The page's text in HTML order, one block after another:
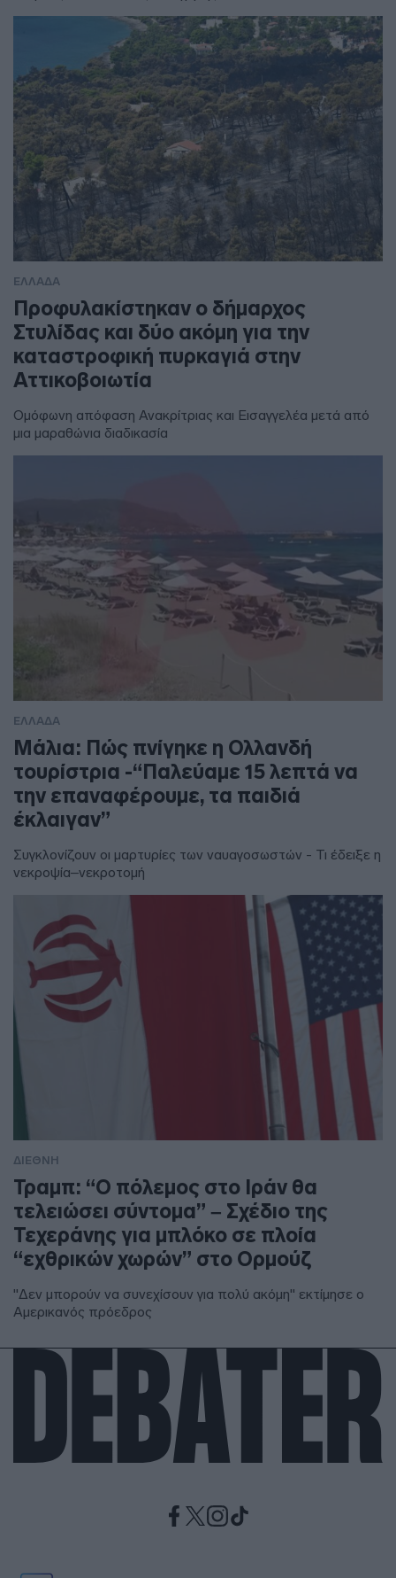
ΕΛΛΑΔΑ
Προφυλακίστηκαν ο δήμαρχος
Στυλίδας και δύο ακόμη για την
καταστροφική πυρκαγιά στην
Αττικοβοιωτία
Ομόφωνη απόφαση Ανακρίτριας και Εισαγγελέα μετά από
μια μαραθώνια διαδικασία
ΕΛΛΑΔΑ
Μάλια: Πώς πνίγηκε η Ολλανδή
τουρίστρια -“Παλεύαμε 15 λεπτά να
την επαναφέρουμε, τα παιδιά
έκλαιγαν”
Συγκλονίζουν οι μαρτυρίες των ναυαγοσωστών - Τι έδειξε η
νεκροψία–νεκροτομή
ΔΙΕΘΝΗ
Τραμπ: “Ο πόλεμος στο Ιράν θα
τελειώσει σύντομα” – Σχέδιο της
Τεχεράνης για μπλόκο σε πλοία
“εχθρικών χωρών” στο Ορμούζ
"Δεν μπορούν να συνεχίσουν για πολύ ακόμη" εκτίμησε ο
Αμερικανός πρόεδρος